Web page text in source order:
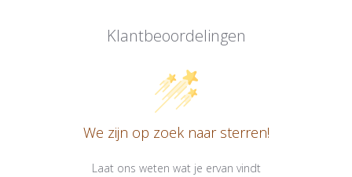
Klantbeoordelingen
We zijn op zoek naar sterren!
Laat ons weten wat je ervan vindt